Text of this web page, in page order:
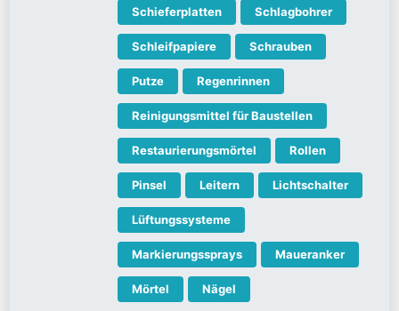
Schieferplatten Schlagbohrer
Schleifpapiere Schrauben
Putze Regenrinnen
Reinigungsmittel für Baustellen
Restaurierungsmörtel Rollen
Pinsel Leitern Lichtschalter
Lüftungssysteme
Markierungssprays Maueranker
Mörtel Nägel